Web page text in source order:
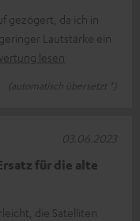
gezögert, da ich in
Lautstärke ein
lesen
(automatisch übersetzt *)
für die alte
die Satelliten
03.06.2023